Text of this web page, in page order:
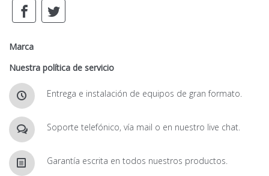
Marca
Nuestra política de servicio
Entrega e instalación de equipos de gran formato.
Soporte telefónico, vía mail o en nuestro live chat.
Garantía escrita en todos nuestros productos.